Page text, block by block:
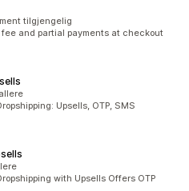
tilgjengelig
fee and partial payments at checkout
Upsells, OTP, SMS
with Upsells Offers OTP